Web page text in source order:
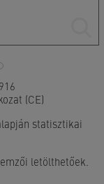
(CE)
statisztikai
letölthetőek.